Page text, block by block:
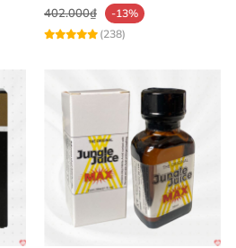
402.000₫
-13%
(238)